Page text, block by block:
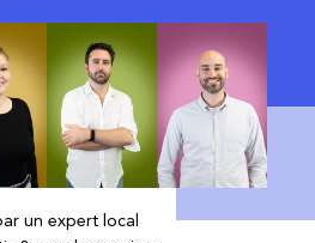
un expert local